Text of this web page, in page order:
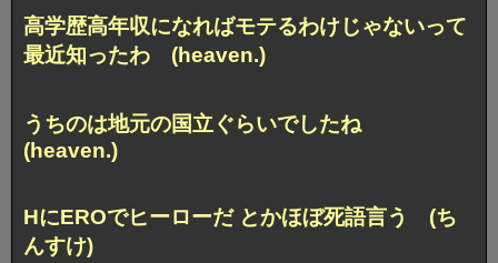
高学歴高年収になればモテるわけじゃないって
最近知ったわ (heaven.)
うちのは地元の国立ぐらいでしたね
(heaven.)
HにEROでヒーローだ とかほぼ死語言う (ち
んすけ)